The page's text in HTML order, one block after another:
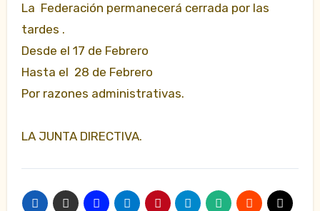
La Federación permanecerá cerrada por las
tardes .
Desde el 17 de Febrero
Hasta el 28 de Febrero
Por razones administrativas.
LA JUNTA DIRECTIVA.